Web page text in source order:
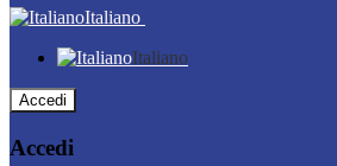
Italiano
Italiano
Accedi
Accedi